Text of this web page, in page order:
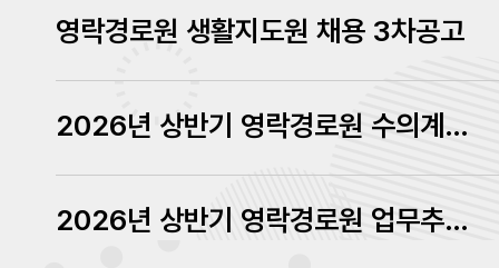
영락경로원 생활지도원 채용 3차공고
2026년 상반기 영락경로원 수의계약 내역 공고
2026년 상반기 영락경로원 업무추진비 내역 공고